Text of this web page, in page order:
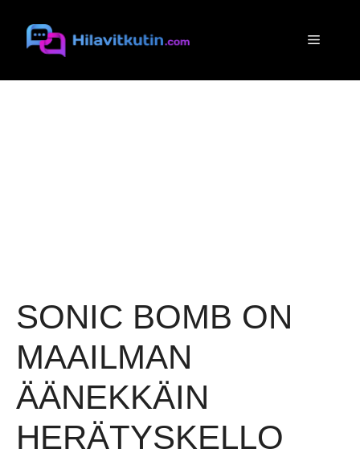
sisältöön
Valikko
SONIC BOMB ON
MAAILMAN
ÄÄNEKKÄIN
HERÄTYSKELLO